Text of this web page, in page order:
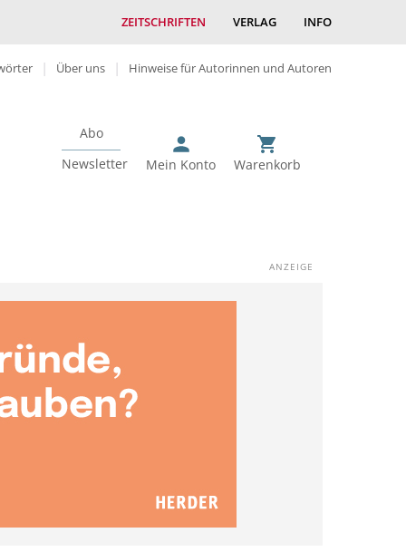
ZEITSCHRIFTEN VERLAG INFO
Über uns Hinweise für Autorinnen und Autoren
Abo
Newsletter
Mein Konto Warenkorb